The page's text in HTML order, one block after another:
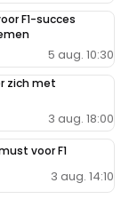
F1-succes
5 aug. 10:30
zich met
3 aug. 18:00
voor F1
3 aug. 14:10